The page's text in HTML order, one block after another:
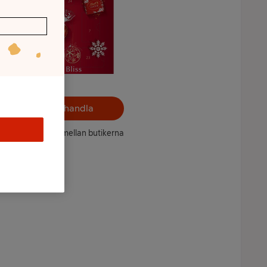
Välj butik och handla
kan variera mellan butikerna